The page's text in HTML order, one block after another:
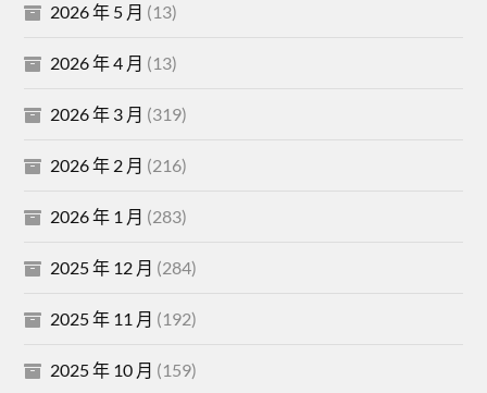
2026 年 5 月 (13)
2026 年 4 月 (13)
2026 年 3 月 (319)
2026 年 2 月 (216)
2026 年 1 月 (283)
2025 年 12 月 (284)
2025 年 11 月 (192)
2025 年 10 月 (159)